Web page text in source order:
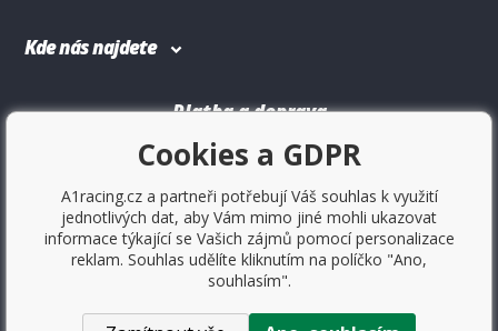
Kde nás najdete
Platba a doprava
Cookies a GDPR
A1racing.cz a partneři potřebují Váš souhlas k využití
jednotlivých dat, aby Vám mimo jiné mohli ukazovat
informace týkající se Vašich zájmů pomocí personalizace
reklam. Souhlas udělíte kliknutím na políčko "Ano,
souhlasím".